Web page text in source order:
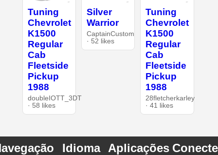
Tuning
Chevrolet
K1500
Regular
Cab
Fleetside
Pickup
1988
doubleIOTT_3DT
· 58 likes
Silver
Warrior
CaptainCustom
· 52 likes
Tuning
Chevrolet
K1500
Regular
Cab
Fleetside
Pickup
1988
28fletcherkarley
· 41 likes
Idioma
Aplicações